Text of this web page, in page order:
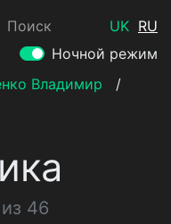
Поиск UK RU
Ночной режим
Владимир
/
46